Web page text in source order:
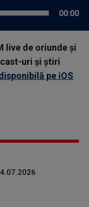
00:00
live de oriunde și
uri și știri
pe iOS